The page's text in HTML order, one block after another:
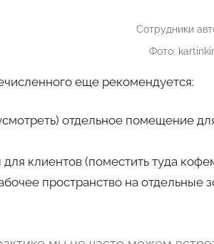
Фото:
еще рекомендуется:
отдельное помещение
для клиентов (поместить туда
пространство на отдельные